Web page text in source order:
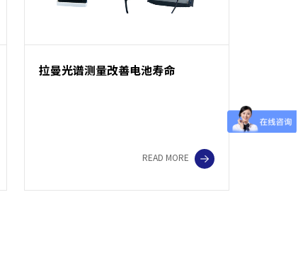
拉曼光谱测量改善电池寿命
READ MORE